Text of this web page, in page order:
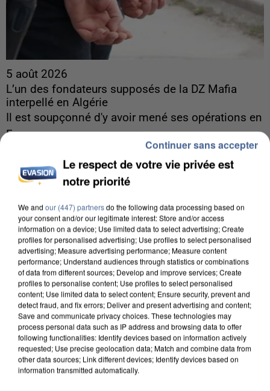
5 août 2026
L’un des fondateurs supposés de la DZ Mafia
interpellé en Algérie
Il est soupçonné d'y avoir mené ses opérations en
France.
5 août 2026
Une enquête ouverte à Marseille après la
Le respect de votre vie privée est
notre priorité
We and our (447) partnersdo the following data processing based on
your consent and/or our legitimate interest: Store and/or access
information on a device; Use limited data to select advertising; Create
profiles for personalised advertising; Use profiles to select personalised
advertising; Measure advertising performance; Measure content
performance; Understand audiences through statistics or combinations
of data from different sources; Develop and improve services; Create
profiles to personalise content; Use profiles to select personalised
content; Use limited data to select content; Ensure security, prevent and
detect fraud, and fix errors; Deliver and present advertising and content;
Save and communicate privacy choices. These technologies may
process personal data such as IP address and browsing data to offer
following functionalities: Identify devices based on information actively
requested; Use precise geolocation data; Match and combine data from
other data sources; Link different devices; Identify devices based on
information transmitted automatically.
Continuer sans accepter